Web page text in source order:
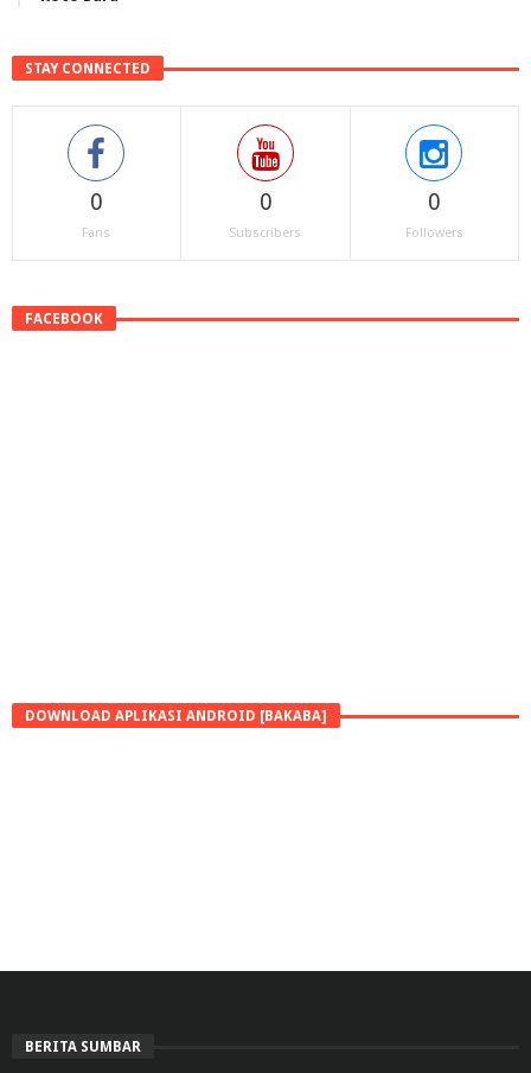
STAY CONNECTED
0
Fans
0
Subscribers
0
Followers
FACEBOOK
DOWNLOAD APLIKASI ANDROID [BAKABA]
BERITA SUMBAR